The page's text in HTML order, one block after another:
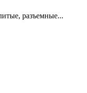
разъемные...